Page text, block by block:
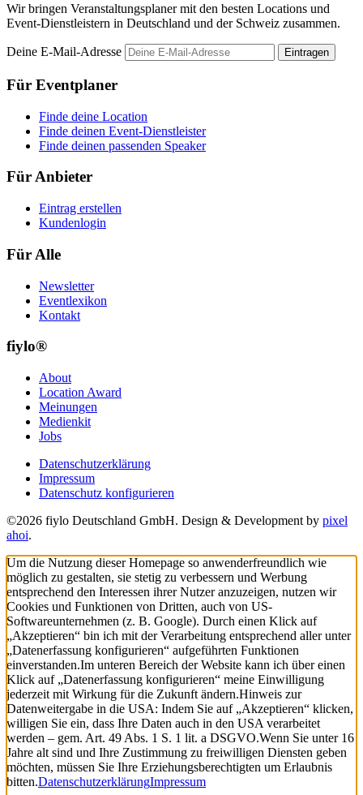
Wir bringen Veranstaltungsplaner mit den besten Locations und
Event-Dienstleistern in Deutschland und der Schweiz zusammen.
Deine E-Mail-Adresse Eintragen
Für Eventplaner
Finde deine Location
Finde deinen Event-Dienstleister
Finde deinen passenden Speaker
Für Anbieter
Eintrag erstellen
Kundenlogin
Für Alle
Newsletter
Eventlexikon
Kontakt
fiylo®
About
Location Award
Meinungen
Medienkit
Jobs
Datenschutzerklärung
Impressum
Datenschutz konfigurieren
©2026 fiylo Deutschland GmbH. Design & Development by pixel
ahoi.
Um die Nutzung dieser Homepage so anwenderfreundlich wie
möglich zu gestalten, sie stetig zu verbessern und Werbung
entsprechend den Interessen ihrer Nutzer anzuzeigen, nutzen wir
Cookies und Funktionen von Dritten, auch von US-
Softwareunternehmen (z. B. Google). Durch einen Klick auf
„Akzeptieren“ bin ich mit der Verarbeitung entsprechend aller unter
„Datenerfassung konfigurieren“ aufgeführten Funktionen
einverstanden.Im unteren Bereich der Website kann ich über einen
Klick auf „Datenerfassung konfigurieren“ meine Einwilligung
jederzeit mit Wirkung für die Zukunft ändern.Hinweis zur
Datenweitergabe in die USA: Indem Sie auf „Akzeptieren“ klicken,
willigen Sie ein, dass Ihre Daten auch in den USA verarbeitet
werden – gem. Art. 49 Abs. 1 S. 1 lit. a DSGVO.Wenn Sie unter 16
Jahre alt sind und Ihre Zustimmung zu freiwilligen Diensten geben
möchten, müssen Sie Ihre Erziehungsberechtigten um Erlaubnis
bitten.DatenschutzerklärungImpressum